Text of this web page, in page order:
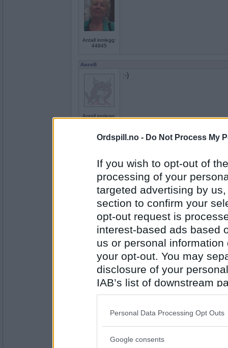
Ordspill.no - Do Not Process My
If you wish to opt-out of
processing of your
targeted advertising by
section to confirm your
opt-out request is
interest-based ads based
us or personal
your opt-out. You may
disclosure of your
IAB’s list of downstream
also be disclosed by us
Downstream Participants
Please note that this
Personal Data Processing Opt Outs
Google consents
Antall innlegg:
44845
AaseB
Antall innlegg:
:-)
Antall innlegg:
43098
telefon.
Cygnus
44845
At det regner like mye i Gøteborg
At det var herlig å få ryddet i min